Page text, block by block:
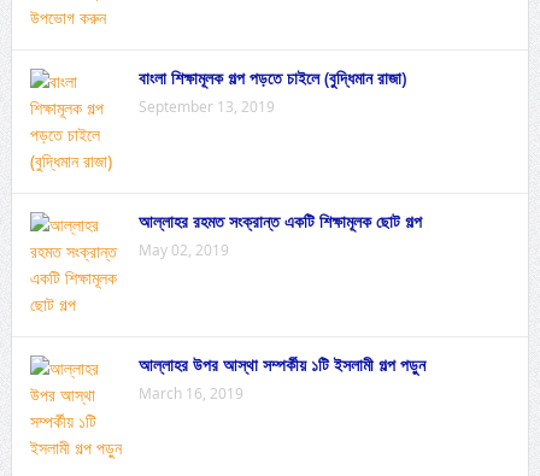
বাংলা শিক্ষামূলক গল্প পড়তে চাইলে (বুদ্ধিমান রাজা)
September 13, 2019
আল্লাহর রহমত সংক্রান্ত একটি শিক্ষামূলক ছোট গল্প
May 02, 2019
আল্লাহর উপর আস্থা সম্পর্কীয় ১টি ইসলামী গল্প পড়ুন
March 16, 2019